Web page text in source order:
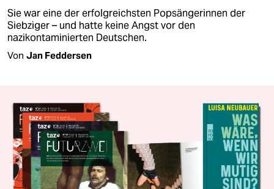
Sie war eine der erfolgreichsten Popsängerinnen der
Siebziger – und hatte keine Angst vor den
nazikontaminierten Deutschen.
Von Jan Feddersen